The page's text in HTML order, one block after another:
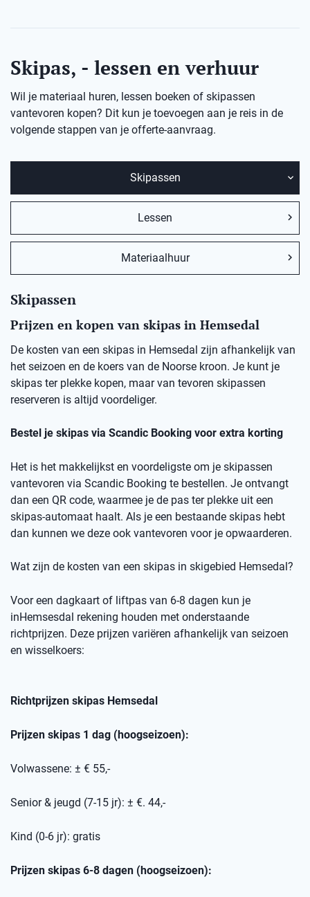
Skipas, - lessen en verhuur
Wil je materiaal huren, lessen boeken of skipassen
vantevoren kopen? Dit kun je toevoegen aan je reis in de
volgende stappen van je offerte-aanvraag.
Skipassen
Lessen
Materiaalhuur
Skipassen
Prijzen en kopen van skipas in Hemsedal
De kosten van een skipas in Hemsedal zijn afhankelijk van
het seizoen en de koers van de Noorse kroon. Je kunt je
skipas ter plekke kopen, maar van tevoren skipassen
reserveren is altijd voordeliger.
Bestel je skipas via Scandic Booking voor extra korting
Het is het makkelijkst en voordeligste om je skipassen
vantevoren via Scandic Booking te bestellen. Je ontvangt
dan een QR code, waarmee je de pas ter plekke uit een
skipas-automaat haalt. Als je een bestaande skipas hebt
dan kunnen we deze ook vantevoren voor je opwaarderen.
Wat zijn de kosten van een skipas in skigebied Hemsedal ?
Voor een dagkaart of liftpas van 6-8 dagen kun je
inHemsesdal rekening houden met onderstaande
richtprijzen. Deze prijzen variëren afhankelijk van seizoen
en wisselkoers:
Richtprijzen skipas Hemsedal
Prijzen skipas 1 dag (hoogseizoen):
Volwassene: ± € 55,-
Senior & jeugd (7-15 jr): ± €. 44,-
Kind (0-6 jr): gratis
Prijzen skipas 6-8 dagen (hoogseizoen):